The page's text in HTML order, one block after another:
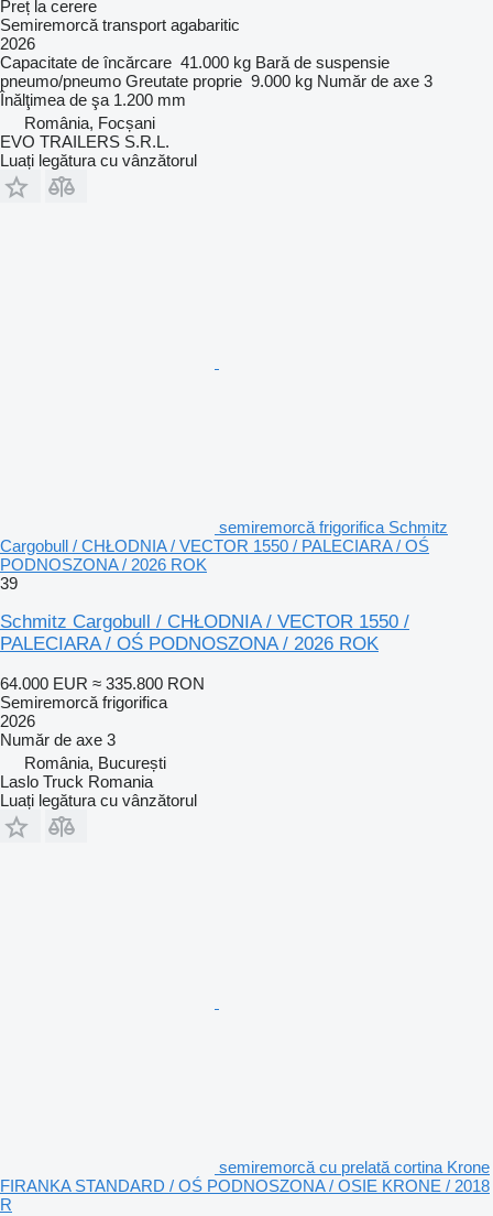
Preț la cerere
Semiremorcă transport agabaritic
2026
Capacitate de încărcare 41.000 kg Bară de suspensie
pneumo/pneumo Greutate proprie 9.000 kg Număr de axe 3
Înălţimea de şa 1.200 mm
România, Focșani
EVO TRAILERS S.R.L.
Luați legătura cu vânzătorul
semiremorcă frigorifica Schmitz
Cargobull / CHŁODNIA / VECTOR 1550 / PALECIARA / OŚ
PODNOSZONA / 2026 ROK
39
Schmitz Cargobull / CHŁODNIA / VECTOR 1550 /
PALECIARA / OŚ PODNOSZONA / 2026 ROK
64.000 EUR ≈ 335.800 RON
Semiremorcă frigorifica
2026
Număr de axe 3
România, București
Laslo Truck Romania
Luați legătura cu vânzătorul
semiremorcă cu prelată cortina Krone
FIRANKA STANDARD / OŚ PODNOSZONA / OSIE KRONE / 2018
R